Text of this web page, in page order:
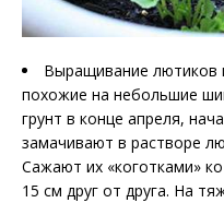
Выращивание лютиков
похожие на небольшие
грунт в конце апреля,
замачивают в растворе
Сажают их «коготками»
15 см друг от друга. На